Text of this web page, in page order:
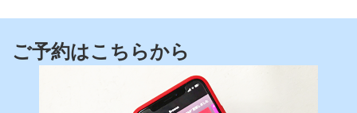
ご予約はこちらから